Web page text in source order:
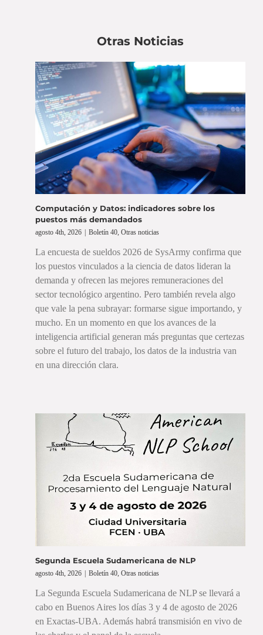
Otras Noticias
Computación y Datos: indicadores sobre los
puestos más demandados
agosto 4th, 2026 Boletín 40, Otras noticias
La encuesta de sueldos 2026 de SysArmy confirma que
los puestos vinculados a la ciencia de datos lideran la
demanda y ofrecen las mejores remuneraciones del
sector tecnológico argentino. Pero también revela algo
que vale la pena subrayar: formarse sigue importando, y
mucho. En un momento en que los avances de la
inteligencia artificial generan más preguntas que certezas
sobre el futuro del trabajo, los datos de la industria van
en una dirección clara.
Segunda Escuela Sudamericana de NLP
agosto 4th, 2026 | Boletín 40 Otras noticias
La Segunda Escuela Sudamericana de NLP se llevará a
cabo en Buenos Aires los días 3 y 4 de agosto de 2026
en Exactas-UBA. Además habrá transmisión en vivo de